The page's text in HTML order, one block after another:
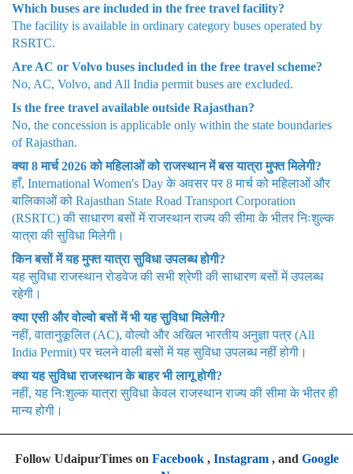
Which buses are included in the free travel facility?
The facility is available in ordinary category buses operated by
RSRTC.
Are AC or Volvo buses included in the free travel scheme?
No, AC, Volvo, and All India permit buses are excluded.
Is the free travel available outside Rajasthan?
No, the concession is applicable only within the state boundaries
of Rajasthan.
क्या 8 मार्च 2026 को महिलाओं को राजस्थान में बस यात्रा मुफ्त मिलेगी?
हाँ, International Women's Day के अवसर पर 8 मार्च को महिलाओं और
बालिकाओं को Rajasthan State Road Transport Corporation
(RSRTC) की साधारण बसों में राजस्थान राज्य की सीमा के भीतर निःशुल्क
यात्रा की सुविधा मिलेगी।
किन बसों में यह मुफ्त यात्रा सुविधा उपलब्ध होगी?
यह सुविधा राजस्थान रोडवेज की सभी श्रेणी की साधारण बसों में उपलब्ध
रहेगी।
क्या एसी और वोल्वो बसों में भी यह सुविधा मिलेगी?
नहीं, वातानुकूलित (AC), वोल्वो और अखिल भारतीय अनुज्ञा पत्र (All
India Permit) पर चलने वाली बसों में यह सुविधा उपलब्ध नहीं होगी।
क्या यह सुविधा राजस्थान के बाहर भी लागू होगी?
नहीं, यह निःशुल्क यात्रा सुविधा केवल राजस्थान राज्य की सीमा के भीतर ही
मान्य होगी।
Follow UdaipurTimes on Facebook, Instagram, and Google